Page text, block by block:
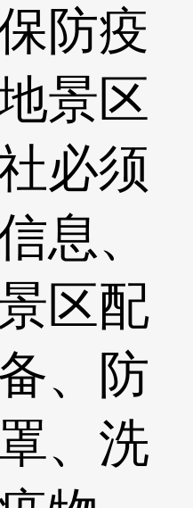
防疫
景区
必须
息、
区配
、防
、洗